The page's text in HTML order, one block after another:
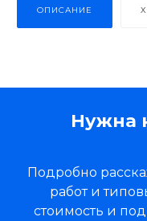
ОПИСАНИЕ
Нужна
Подробно
работ и
стоимость и